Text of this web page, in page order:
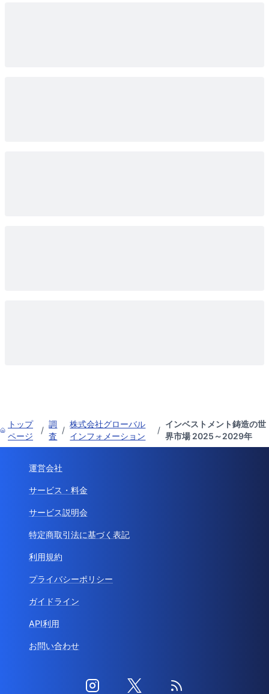
トップ
ページ
/
調
査
/
株式会社グローバル
インフォメーション
/
インベストメント鋳造の世
界市場 2025～2029年
運営会社
サービス・料金
サービス説明会
特定商取引法に基づく表記
利用規約
プライバシーポリシー
ガイドライン
API利用
お問い合わせ